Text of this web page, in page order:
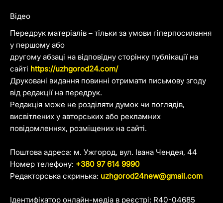
Передрук матеріалів – тільки за умови гіперпосилання
у першому або
другому абзаці на відповідну сторінку публікації на
сайті https://uzhgorod24.com/
Друковані видання повинні отримати письмову згоду
від редакції на передрук.
Редакція може не розділяти думок чи поглядів,
висвітлених у авторських або рекламних
повідомленнях, розміщених на сайті.
Поштова адреса: м. Ужгород, вул. Івана Чендея, 44
Номер телефону: +380 97 614 9990
Редакторська скринька: uzhgorod24new@gmail.com
Ідентифікатор онлайн-медіа в реєстрі: R40-04685
Відео